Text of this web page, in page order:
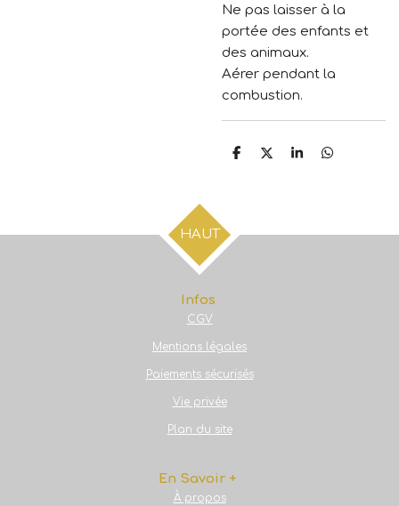
Ne pas laisser à la
portée des enfants et
des animaux.
Aérer pendant la
combustion.
P
e
P
e
P
e
P
e
HAUT
Infos
CGV
Mentions légales
Paiements sécurisés
Vie privée
Plan du site
En Savoir +
À propos